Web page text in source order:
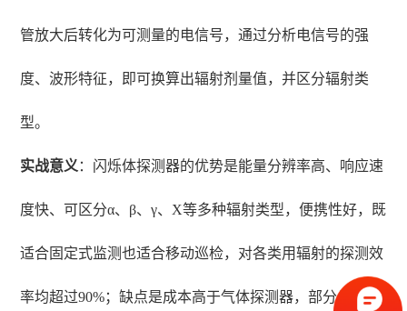
管放大后转化为可测量的电信号，通过分析电信号的强
度、波形特征，即可换算出辐射剂量值，并区分辐射类
型。
实战意义 ：闪烁体探测器的优势是能量分辨率高、响应速
度快、可区分α、β、γ、X等多种辐射类型，便携性好，既
适合固定式监测也适合移动巡检，对各类用辐射的探测效
率均超过90%；缺点是成本高于气体探测器，部分晶体易